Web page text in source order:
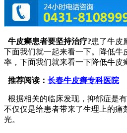
牛皮癣患者要坚持治疗?患了牛皮
下面我们就一起来看一下。降低
率，下面我们就来看一下降低牛皮
推荐阅读： 长春牛皮癣专科医院
根据相关的临床发现，抑郁症是
不仅仅是给患者带来了生理上的
光。